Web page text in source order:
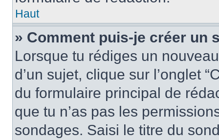
Haut
» Comment puis-je créer un
Lorsque tu rédiges un
d’un sujet, clique sur l’onglet
du formulaire principal de
que tu n’as pas les
sondages. Saisi le titre du